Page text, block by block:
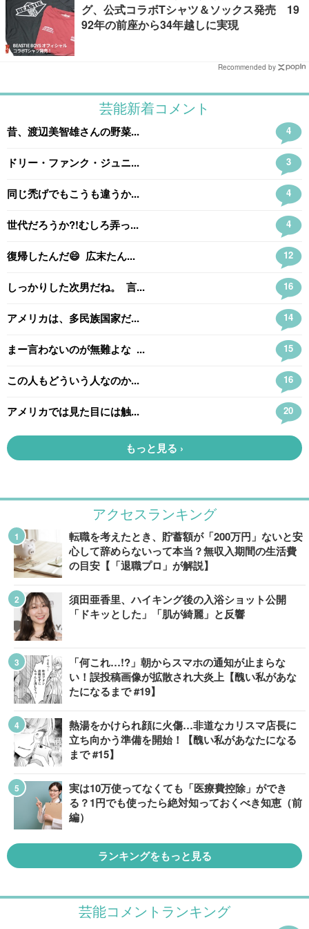
グ、公式コラボTシャツ＆ソックス発売 19
92年の前座から34年越しに実現
Recommended by
アクセスランキング
転職を考えたとき、貯蓄額が「200万円」ないと安
心して辞めらないって本当？無収入期間の生活費
の目安【「退職プロ」が解説】
須田亜香里、ハイキング後の入浴ショット公開
「ドキッとした」「肌が綺麗」と反響
「何これ…!?」朝からスマホの通知が止まらな
い！誤投稿画像が拡散され大炎上【醜い私があな
たになるまで #19】
熱湯をかけられ顔に火傷…非道なカリスマ店長に
立ち向かう準備を開始！【醜い私があなたになる
まで #15】
実は10万使ってなくても「医療費控除」ができ
る？1円でも使ったら絶対知っておくべき知恵（前
編）
ランキングをもっと見る